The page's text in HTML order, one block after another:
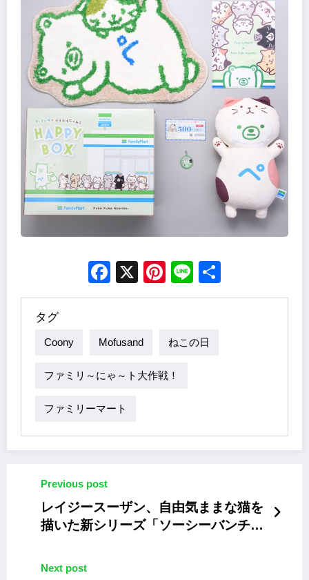
Facebook
X Pinterest
Line
タグ
Coony Mofusand ねこの日
ファミリ～にゃ～ト大作戦！
ファミリーマート
Previous post
レイジースーザン、自由気ままな猫を
描いた新シリーズ「ソーシーバンチ」
Next post